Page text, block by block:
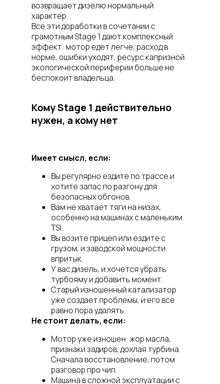
возвращает дизелю нормальный
характер.
Все эти доработки в сочетании с
грамотным Stage 1 дают комплексный
эффект: мотор едет легче, расход в
норме, ошибки уходят, ресурс капризной
экологической периферии больше не
беспокоит владельца.
Кому Stage 1 действительно
нужен, а кому нет
Имеет смысл, если:
Вы регулярно ездите по трассе и
хотите запас по разгону для
безопасных обгонов.
Вам не хватает тяги на низах,
особенно на машинах с маленьким
TSI.
Вы возите прицеп или ездите с
грузом, и заводской мощности
впритык.
У вас дизель, и хочется убрать
турбояму и добавить момент.
Старый изношенный катализатор
уже создает проблемы, и его все
равно пора удалять.
Не стоит делать, если:
Мотор уже изношен: жор масла,
признаки задиров, дохлая турбина.
Сначала восстановление, потом
разговор про чип.
Машина в сложной эксплуатации с